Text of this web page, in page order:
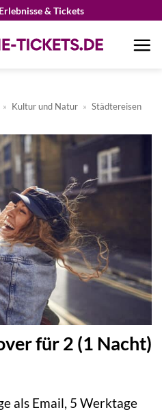
& Tickets
» Kultur und Natur » Städtereisen
für 2 (1 Nacht)
als Email, 5 Werktage